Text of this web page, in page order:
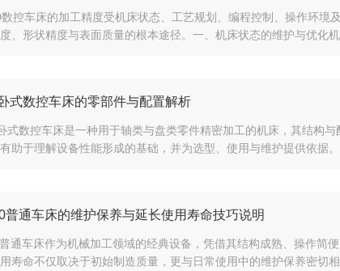
控车床的加工精度受机床状态、工艺规划、编程控制、操作环境
、形状精度与表面质量的根本途径。一、机床状态的维护与优化
式数控车床的零部件与配置解析
式数控车床是一种用于轴类与盘类零件精密加工的机床，其结构
助于理解设备性能形成的基础，并为选型、使用与维护提供依据
普通车床的维护保养与延长使用寿命技巧说明
通车床作为机械加工领域的经典设备，凭借其结构成熟、操作简
寿命不仅取决于初始制造质量，更与日常使用中的维护保养密切